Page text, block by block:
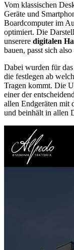
Vom klassischen
Geräte und
Boardcomputer im
optimiert. Die
unserere digitalen
bauen, passt sich
Dabei wurden für
die festlegen ab
Tragen kommt. Die
einer der
allen Endgeräten mit
und beinhält in allen